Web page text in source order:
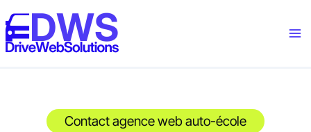
principal
Aller
au
contenu
Contact agence web auto-école